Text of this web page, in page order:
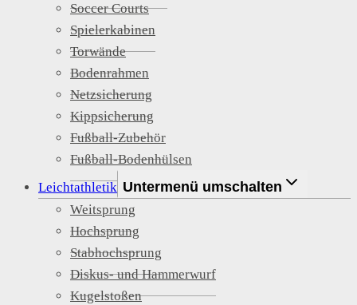
Soccer Courts
Spielerkabinen
Torwände
Bodenrahmen
Netzsicherung
Kippsicherung
Fußball-Zubehör
Fußball-Bodenhülsen
Leichtathletik Untermenü umschalten
Weitsprung
Hochsprung
Stabhochsprung
Diskus- und Hammerwurf
Kugelstoßen